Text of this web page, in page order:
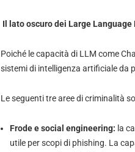
Il lato oscuro dei Large Language
Poiché le capacità di LLM come
sistemi di intelligenza artificiale da
Le seguenti tre aree di criminalità
Frode e social engineering: la
utile per scopi di phishing. La